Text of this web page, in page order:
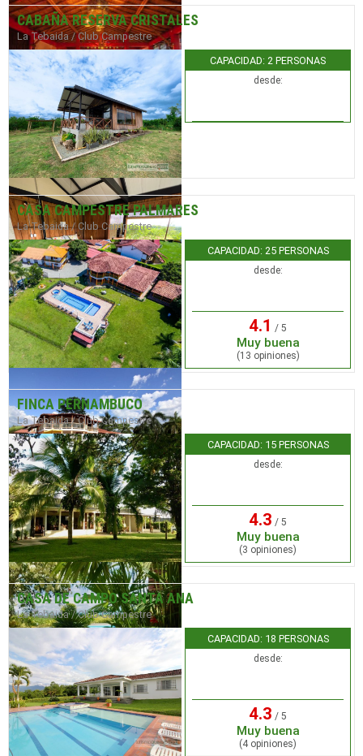
CABAÑA RESERVA CRISTALES
La Tebaida / Club Campestre
CAPACIDAD: 2 PERSONAS
desde:
CASA CAMPESTRE PALMARES
La Tebaida / Club Campestre
CAPACIDAD: 25 PERSONAS
desde:
4.1 / 5
Muy buena
(13 opiniones)
FINCA PERNAMBUCO
La Tebaida / Club Campestre
CAPACIDAD: 15 PERSONAS
desde:
4.3 / 5
Muy buena
(3 opiniones)
CASA DE CAMPO SANTA ANA
La Tebaida / Club Campestre
CAPACIDAD: 18 PERSONAS
desde:
4.3 / 5
Muy buena
(4 opiniones)